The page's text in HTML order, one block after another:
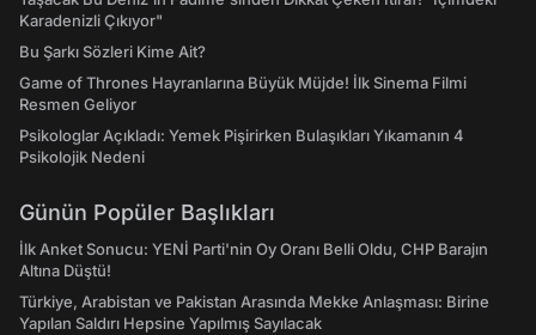
Karadenizli Çıkıyor"
Bu Şarkı Sözleri Kime Ait?
Game of Thrones Hayranlarına Büyük Müjde! İlk Sinema Filmi
Resmen Geliyor
Psikologlar Açıkladı: Yemek Pişirirken Bulaşıkları Yıkamanın 4
Psikolojik Nedeni
Günün Popüler Başlıkları
İlk Anket Sonucu: YENİ Parti'nin Oy Oranı Belli Oldu, CHP Barajın
Altına Düştü!
Türkiye, Arabistan ve Pakistan Arasında Mekke Anlaşması: Birine
Yapılan Saldırı Hepsine Yapılmış Sayılacak